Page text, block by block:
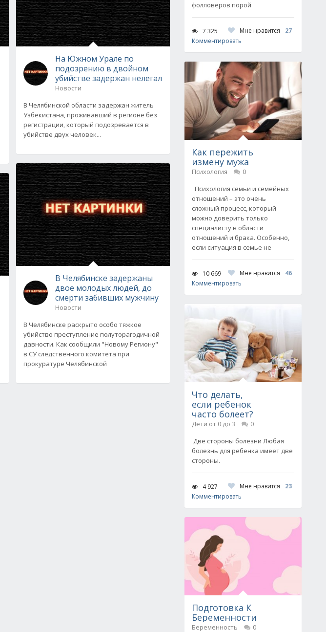
На Южном Урале по
подозрению в двойном
убийстве задержан нелегал
Новости
В Челябинской области задержан житель
Узбекистана, проживавший в регионе без
регистрации, который подозревается в
убийстве двух человек...
В Челябинске задержаны
двое молодых людей, до
смерти забивших мужчину
Новости
В Челябинске раскрыто особо тяжкое
убийство преступление полуторагодичной
давности. Как сообщили "Новому Региону"
в СУ следственного комитета при
прокуратуре Челябинской
фолловеров порой
7 325 Мне нравится
27
Комментировать
Как пережить
измену мужа
Психология
0
Психология семьи и семейных
отношений – это очень
сложный процесс, который
можно доверить только
специалисту в области
отношений и брака. Особенно,
если ситуация в семье не
10 669 Мне нравится
46
Комментировать
Что делать,
если ребенок
часто болеет?
Дети от 0 до 3
0
Две стороны болезни Любая
болезнь для ребенка имеет две
стороны.
4 927 Мне нравится
23
Комментировать
Подготовка К
Беременности
Беременность
0